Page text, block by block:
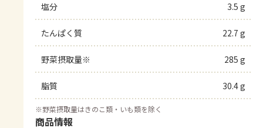
塩分 3.5 g
たんぱく質 22.7 g
野菜摂取量※ 285 g
脂質 30.4 g
※野菜摂取量はきのこ類・いも類を除く
商品情報